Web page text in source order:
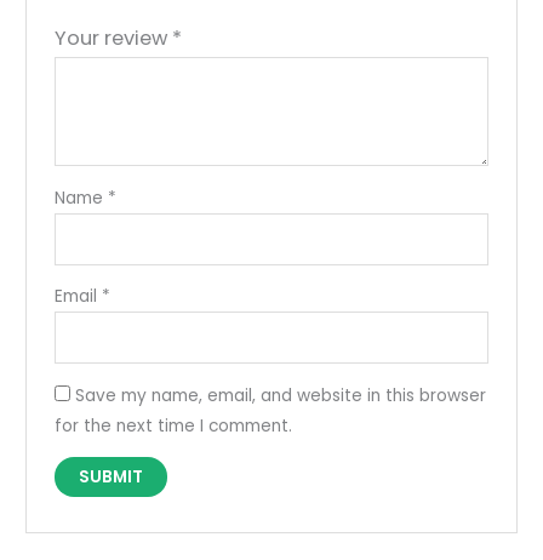
Your review *
Name *
Email *
Save my name, email, and website in this browser
for the next time I comment.